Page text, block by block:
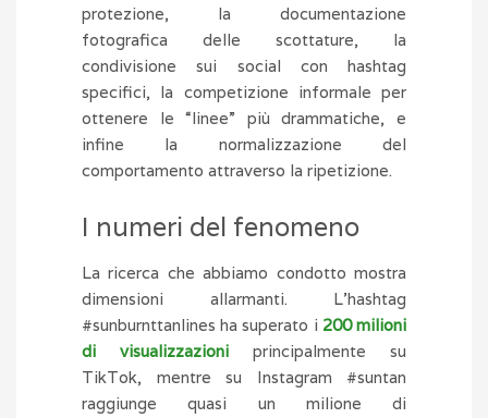
protezione, la documentazione
fotografica delle scottature, la
condivisione sui social con hashtag
specifici, la competizione informale per
ottenere le “linee” più drammatiche, e
infine la normalizzazione del
comportamento attraverso la ripetizione.
I numeri del fenomeno
La ricerca che abbiamo condotto mostra
dimensioni allarmanti. L’hashtag
#sunburnttanlines ha superato i 200 milioni
di visualizzazioni principalmente su
TikTok, mentre su Instagram #suntan
raggiunge quasi un milione di